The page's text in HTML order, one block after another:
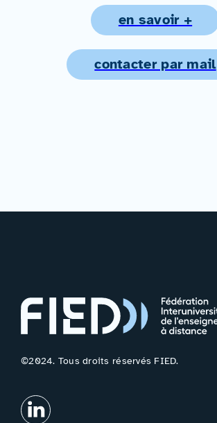
en savoir +
contacter par mail
©2024. Tous droits réservés FIED.